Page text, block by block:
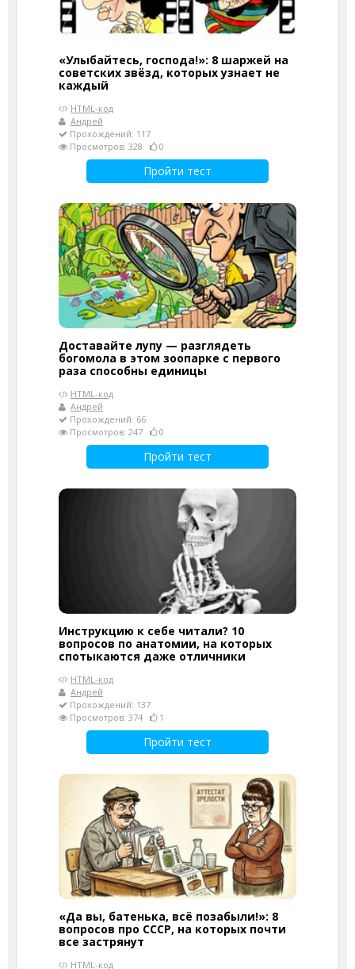
«Улыбайтесь, господа!»: 8 шаржей на
советских звёзд, которых узнает не
каждый
HTML-код
Андрей
Прохождений: 117
Просмотров: 328
0
Пройти тест
Доставайте лупу — разглядеть
богомола в этом зоопарке с первого
раза способны единицы
HTML-код
Андрей
Прохождений: 66
Просмотров: 247
0
Пройти тест
Инструкцию к себе читали? 10
вопросов по анатомии, на которых
спотыкаются даже отличники
HTML-код
Андрей
Прохождений: 137
Просмотров: 374
1
Пройти тест
«Да вы, батенька, всё позабыли!»: 8
вопросов про СССР, на которых почти
все застрянут
HTML-код